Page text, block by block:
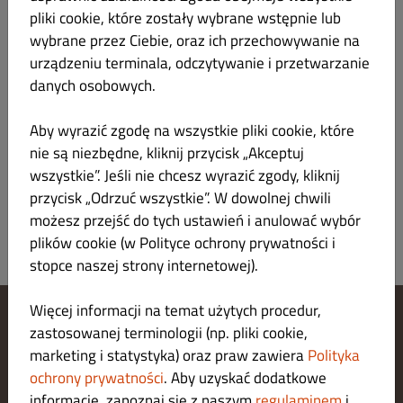
przetwarzania danych (art. 21 RODO).
5.2
Ponadto mają Państwo również prawo do złożenia skargi
do organu nadzorczego, jeżeli są Państwo zdania, że
przetwarzanie danych narusza RODO (prawo do
Stan na: July 2022
Dish Order_B2C_Privacy_V5_July 2022_pl
Zarządzaj ustawieniami cookies
Skontaktuj się z nami
Polityka ochrony prywatności
Regulamin
pliki cookie, które zostały wybrane wstępnie lub
wybrane przez Ciebie, oraz ich przechowywanie na
urządzeniu terminala, odczytywanie i przetwarzanie
danych osobowych.
Aby wyrazić zgodę na wszystkie pliki cookie, które
nie są niezbędne, kliknij przycisk „Akceptuj
wszystkie”. Jeśli nie chcesz wyrazić zgody, kliknij
przycisk „Odrzuć wszystkie”. W dowolnej chwili
możesz przejść do tych ustawień i anulować wybór
plików cookie (w Polityce ochrony prywatności i
stopce naszej strony internetowej).
Więcej informacji na temat użytych procedur,
zastosowanej terminologii (np. pliki cookie,
marketing i statystyka) oraz praw zawieraPolityka
ochrony prywatności. Aby uzyskać dodatkowe